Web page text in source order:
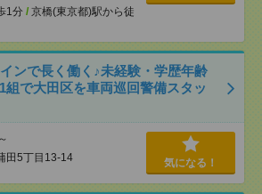
1分 / 京橋(東京都)駅から徒
ンで長く働く♪未経験・学歴年齢
で大田区を車両巡回警備スタッ
田5丁目13-14 気になる！